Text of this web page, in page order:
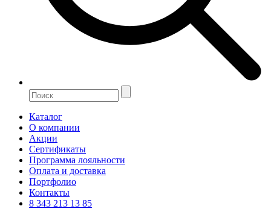
Каталог
О компании
Акции
Сертификаты
Программа лояльности
Оплата и доставка
Портфолио
Контакты
8 343 213 13 85